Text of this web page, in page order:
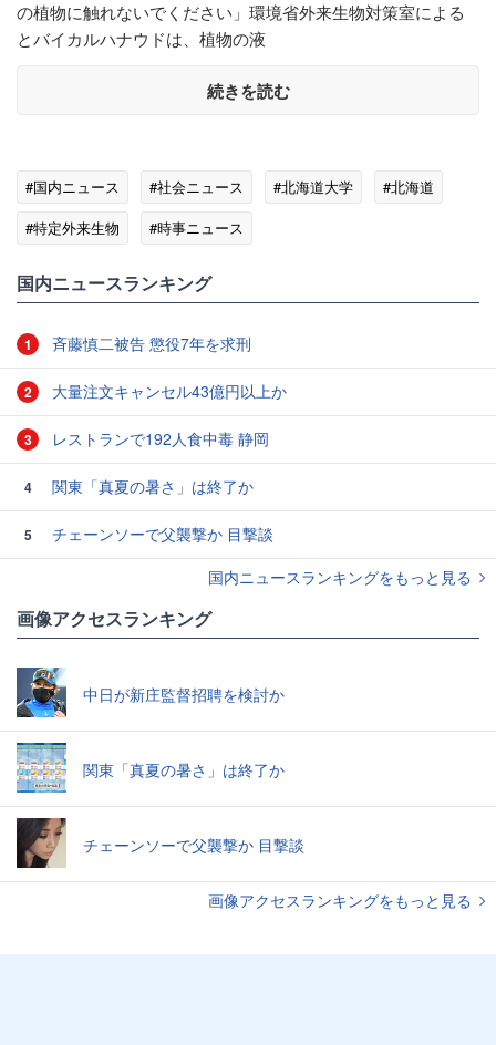
の植物に触れないでください」環境省外来生物対策室による
とバイカルハナウドは、植物の液
続きを読む
#国内ニュース #社会ニュース #北海道大学
#北海道
#特定外来生物
#時事ニュース
国内ニュースランキング
1 斉藤慎二被告 懲役7年を求刑
2 大量注文キャンセル43億円以上か
3 レストランで192人食中毒 静岡
4 関東「真夏の暑さ」は終了か
5
チェーンソーで父襲撃か 目撃談
国内ニュースランキングをもっと見る
画像アクセスランキング
中日が新庄監督招聘を検討か
関東「真夏の暑さ」は終了か
チェーンソーで父襲撃か 目撃談
画像アクセスランキングをもっと見る